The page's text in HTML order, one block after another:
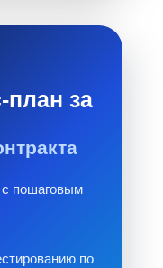
план за
с пошаговым
по